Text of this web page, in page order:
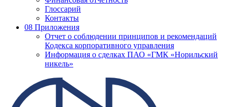
Глоссарий
Контакты
08 Приложения
Отчет о соблюдении принципов и рекомендаций
Кодекса корпоративного управления
Информация о сделках ПАО «ГМК «Норильский
никель»